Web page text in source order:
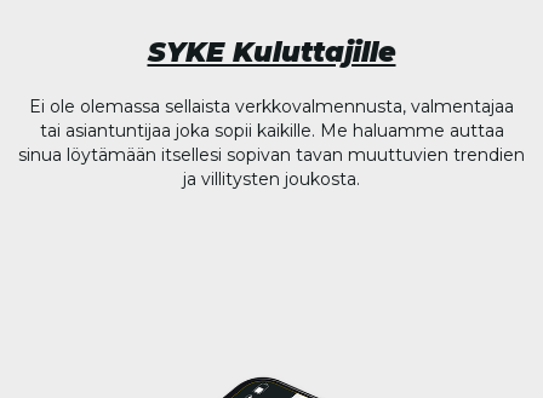
SYKE Kuluttajille
Ei ole olemassa sellaista verkkovalmennusta, valmentajaa
tai asiantuntijaa joka sopii kaikille. Me haluamme auttaa
sinua löytämään itsellesi sopivan tavan muuttuvien trendien
ja villitysten joukosta.